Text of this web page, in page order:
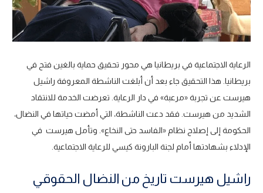
الرعاية الاجتماعية في بريطانيا هي محور تحقيق حماية بالغين فتح في
بريطانيا. هذا التحقيق جاء بعد أن أبلغت الناشطة المعروفة راشيل
هيرست عن تجربة «مرعبة» في دار الرعاية. تعرضت الخدمة للانتقاد
الشديد من هيرست. فقد دعت الناشطة، التي أمضت حياتها في النضال،
الحكومة إلى إصلاح نظام «الفاسد حتى النخاع». وتأمل هيرست في
الإدلاء بشهادتها أمام لجنة البارونة كيسي للرعاية الاجتماعية.
راشيل هيرست تاريخ من النضال الحقوقي